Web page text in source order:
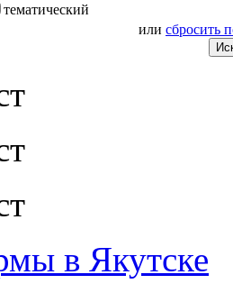
тематический
или сбросить
в Якутске